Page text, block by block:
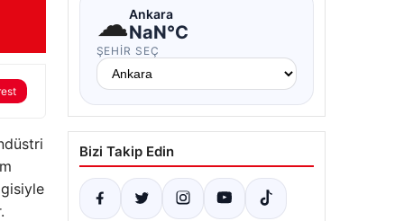
☁Ankara
NaN°C
ŞEHIR SEÇ
Bizi Takip Edin